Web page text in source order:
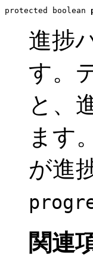
protected boolean
進捗
す。
と、
ます。
が進
関連